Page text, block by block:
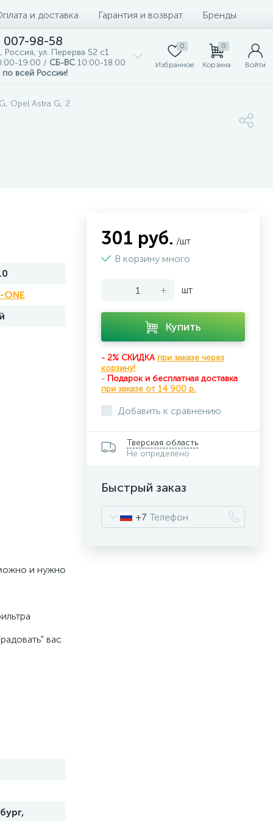
и доставка Гарантия и возврат Бренды
007-98-58
Россия, ул. Перерва 52 с1
19:00 / СБ-ВС 10:00-18:00
по всей России!
0
Избранное
0
Корзина Войти
Opel Astra G, 2
ONE
и нужно
вас
301 руб. /шт
В корзину много
- + шт
Купить
- 2% СКИДКА при заказе через
корзину!
- Подарок и бесплатная доставка
при заказе от 14 900 р.
Добавить к сравнению
Тверская область
Не определено
Быстрый заказ
+7